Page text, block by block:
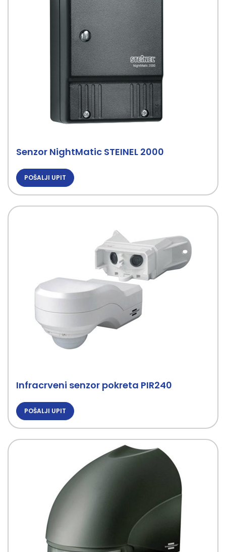
Senzor NightMatic STEINEL 2000
POŠALJI UPIT
Infracrveni senzor pokreta PIR240
POŠALJI UPIT